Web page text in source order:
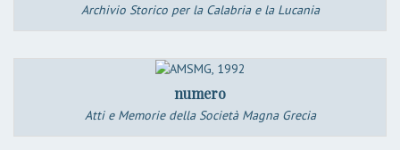
Archivio Storico per la Calabria e la Lucania
numero
Atti e Memorie della Società Magna Grecia